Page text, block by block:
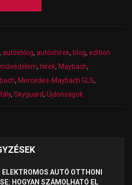
, autósblog, autóshírek, blog, edition
, hírek, Maybach,
, Mercedes-Maybach GLS,
, Skyguard, Újdonságok
ELEKTROMOS AUTÓ OTTHONI
HOGYAN SZÁMOLHATÓ EL